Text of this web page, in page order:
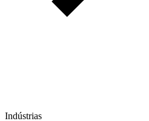
Indústrias